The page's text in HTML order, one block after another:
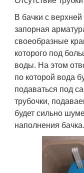
В бачки с
запорная
своеобразные
которого под
воды. На этом
по которой вода
подаваться под
трубочки,
будет сильно
наполнения бачка.